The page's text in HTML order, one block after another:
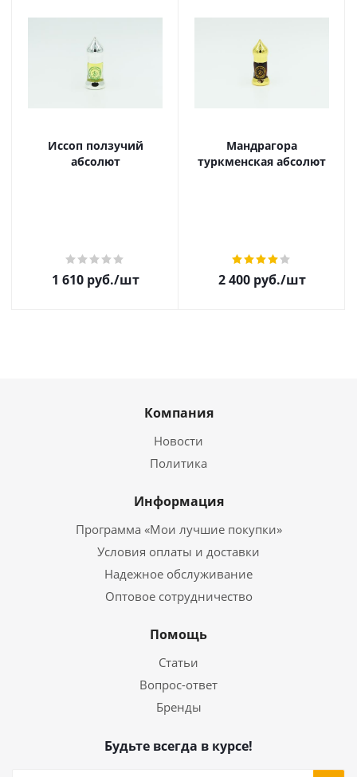
Иссоп ползучий
абсолют
1 610руб./шт
Мандрагора
туркменская абсолют
2 400руб./шт
Компания
Новости
Политика
Информация
Программа «Мои лучшие покупки»
Условия оплаты и доставки
Надежное обслуживание
Оптовое сотрудничество
Помощь
Статьи
Вопрос-ответ
Бренды
Будьте всегда в курсе!